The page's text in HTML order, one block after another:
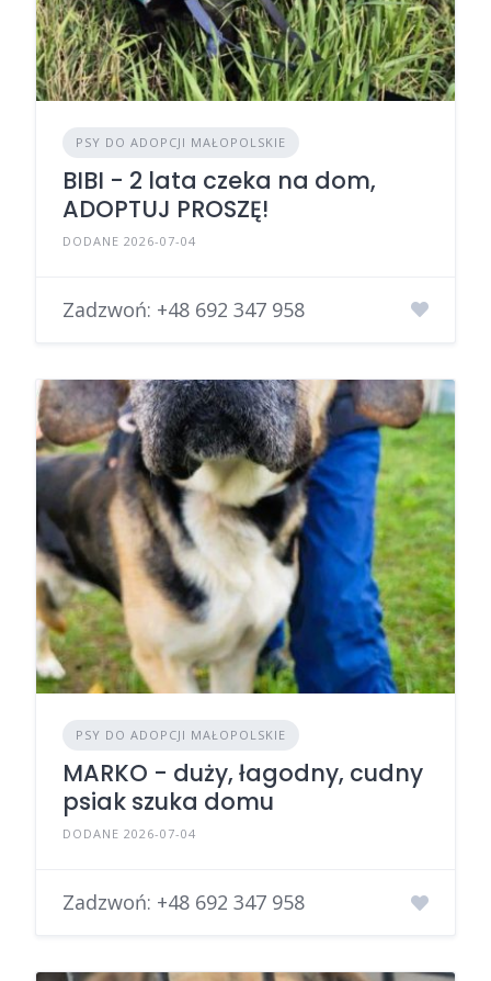
PSY DO ADOPCJI MAŁOPOLSKIE
BIBI - 2 lata czeka na dom,
ADOPTUJ PROSZĘ!
DODANE 2026-07-04
Zadzwoń: +48 692 347 958
PSY DO ADOPCJI MAŁOPOLSKIE
MARKO - duży, łagodny, cudny
psiak szuka domu
DODANE 2026-07-04
Zadzwoń: +48 692 347 958